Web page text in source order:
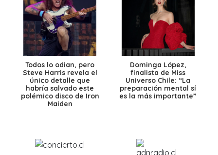
Todos lo odian, pero
Steve Harris revela el
único detalle que
habría salvado este
polémico disco de Iron
Maiden
Dominga López,
finalista de Miss
Universo Chile: “La
preparación mental sí
es la más importante”